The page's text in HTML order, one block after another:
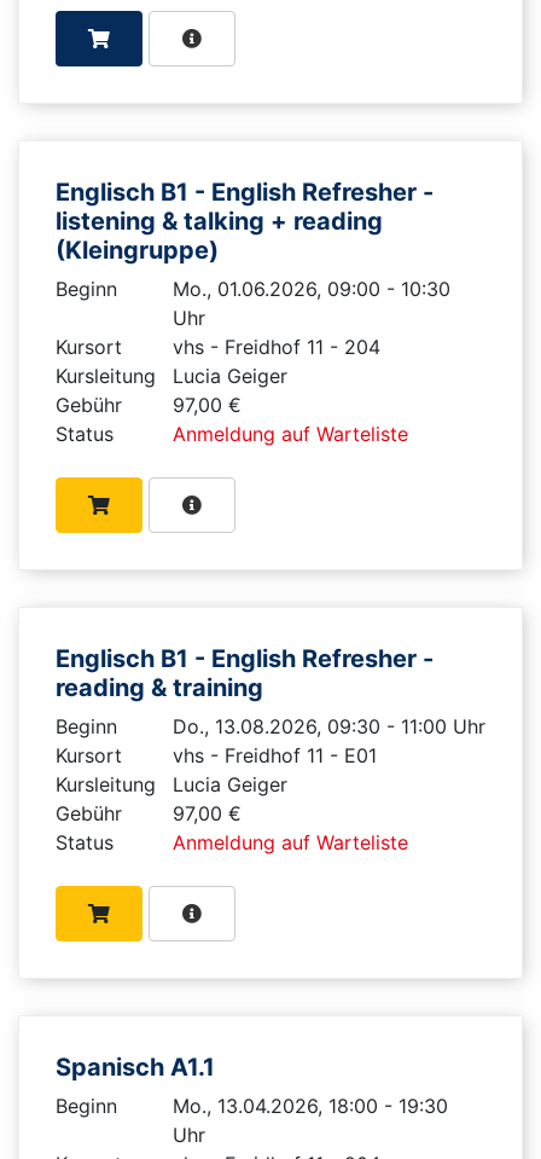
Englisch B1 - English Refresher -
listening & talking + reading
(Kleingruppe)
Beginn
Mo., 01.06.2026, 09:00 - 10:30
Uhr
Kursort
vhs - Freidhof 11 - 204
Kursleitung
Lucia Geiger
Gebühr
97,00 €
Status
Anmeldung auf Warteliste
Englisch B1 - English Refresher -
reading & training
Beginn
Do., 13.08.2026, 09:30 - 11:00 Uhr
Kursort
vhs - Freidhof 11 - E01
Kursleitung
Lucia Geiger
Gebühr
97,00 €
Status
Anmeldung auf Warteliste
Spanisch A1.1
Beginn
Mo., 13.04.2026, 18:00 - 19:30
Uhr